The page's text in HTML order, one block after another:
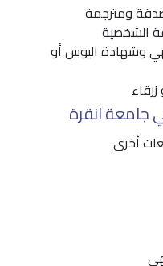
ومترجمة
الشخصية
وشهادة اليوس أو
جامعة انقرة
أخرى